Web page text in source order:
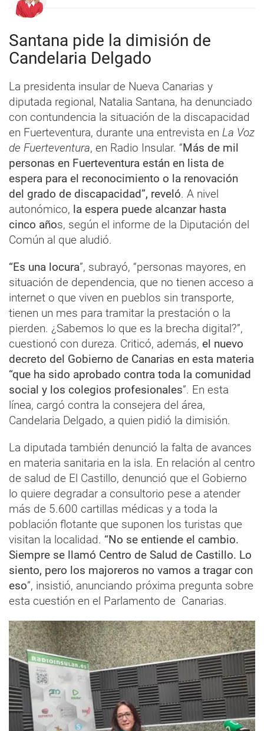
Santana pide la dimisión de
Candelaria Delgado
La presidenta insular de Nueva Canarias y
diputada regional, Natalia Santana, ha denunciado
con contundencia la situación de la discapacidad
en Fuerteventura, durante una entrevista en La Voz
de Fuerteventura, en Radio Insular. “Más de mil
personas en Fuerteventura están en lista de
espera para el reconocimiento o la renovación
del grado de discapacidad”, reveló. A nivel
autonómico, la espera puede alcanzar hasta
cinco años, según el informe de la Diputación del
Común al que aludió.
“Es una locura”, subrayó, “personas mayores, en
situación de dependencia, que no tienen acceso a
internet o que viven en pueblos sin transporte,
tienen un mes para tramitar la prestación o la
pierden. ¿Sabemos lo que es la brecha digital?”,
cuestionó con dureza. Criticó, además, el nuevo
decreto del Gobierno de Canarias en esta materia
“que ha sido aprobado contra toda la comunidad
social y los colegios profesionales”. En esta
línea, cargó contra la consejera del área,
Candelaria Delgado, a quien pidió la dimisión.
La diputada también denunció la falta de avances
en materia sanitaria en la isla. En relación al centro
de salud de El Castillo, denunció que el Gobierno
lo quiere degradar a consultorio pese a atender
más de 5.600 cartillas médicas y a toda la
población flotante que suponen los turistas que
visitan la localidad. “No se entiende el cambio.
Siempre se llamó Centro de Salud de Castillo. Lo
siento, pero los majoreros no vamos a tragar con
eso”, insistió, anunciando próxima pregunta sobre
esta cuestión en el Parlamento de Canarias.